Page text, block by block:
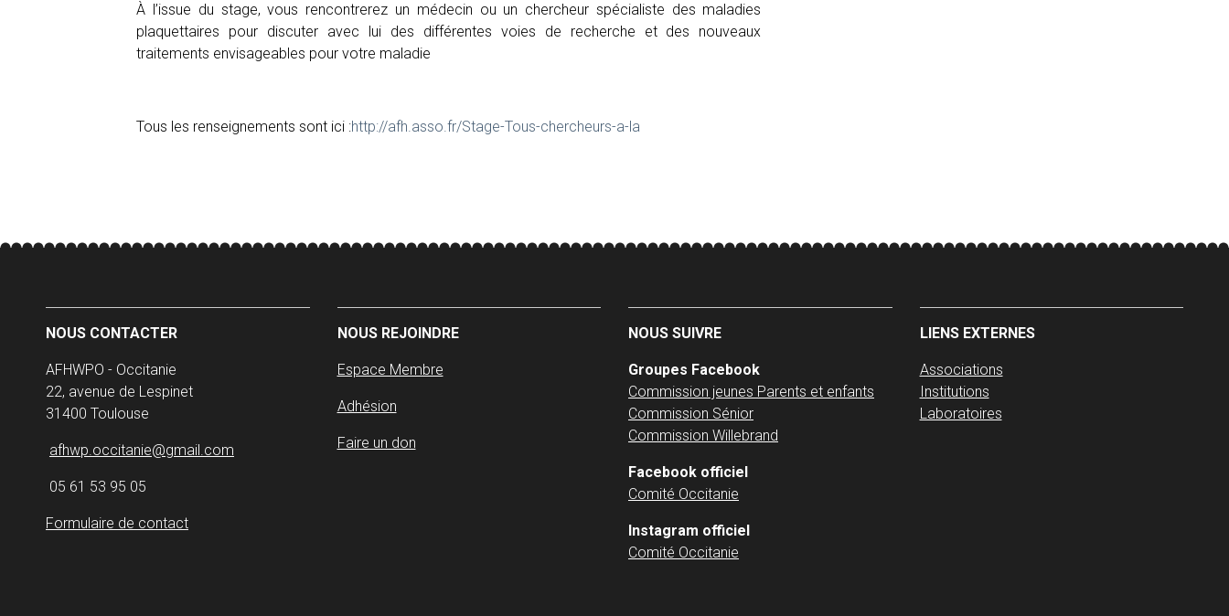
À l’issue du stage, vous rencontrerez un médecin ou un chercheur spécialiste des maladies
plaquettaires pour discuter avec lui des différentes voies de recherche et des nouveaux
traitements envisageables pour votre maladie
Tous les renseignements sont ici :http://afh.asso.fr/Stage-Tous-chercheurs-a-la
NOUS CONTACTER
AFHWPO - Occitanie
22, avenue de Lespinet
31400 Toulouse
afhwp.occitanie@gmail.com
05 61 53 95 05
Formulaire de contact
NOUS REJOINDRE
Espace Membre
Adhésion
Faire un don
NOUS SUIVRE
Groupes Facebook
Commission jeunes Parents et enfants
Commission Sénior
Commission Willebrand
Facebook officiel
Comité Occitanie
Instagram officiel
Comité Occitanie
LIENS EXTERNES
Associations
Institutions
Laboratoires